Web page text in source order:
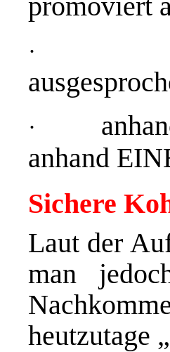
·
·
anhand
Sichere
Laut der
man
heutzutage